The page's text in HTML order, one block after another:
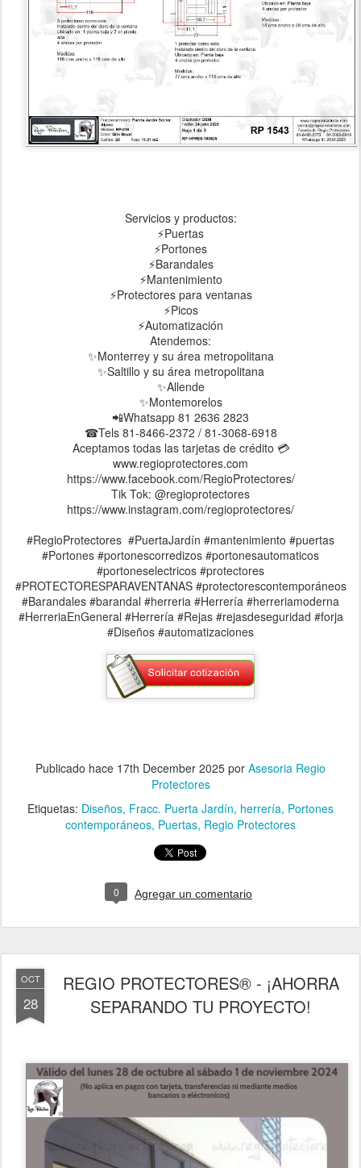
Servicios y productos:
⚡Puertas
⚡Portones
⚡Barandales
⚡Mantenimiento
⚡Protectores para ventanas
⚡Picos
⚡Automatización
Atendemos:
✨Monterrey y su área metropolitana
✨Saltillo y su área metropolitana
✨Allende
✨Montemorelos
📲Whatsapp 81 2636 2823
☎Tels 81-8466-2372 / 81-3068-6918
Aceptamos todas las tarjetas de crédito 💳
www.regioprotectores.com
https://www.facebook.com/RegioProtectores/
Tik Tok: @regioprotectores
https://www.instagram.com/regioprotectores/
#RegioProtectores #PuertaJardín #mantenimiento #puertas
#Portones #portonescorredizos #portonesautomaticos
#portoneselectricos #protectores
#PROTECTORESPARAVENTANAS #protectorescontemporáneos
#Barandales #barandal #herreria #Herrería #herreriamoderna
#HerreriaEnGeneral #Herrería #Rejas #rejasdeseguridad #forja
#Diseños #automatizaciones
Publicado hace 17th December 2025 por Asesoria Regio
Protectores
Etiquetas: Diseños Fracc. Puerta Jardín herrería Portones
contemporáneos Puertas Regio Protectores
0 Agregar un comentario
OCT
28
REGIO PROTECTORES® - ¡AHORRA
SEPARANDO TU PROYECTO!